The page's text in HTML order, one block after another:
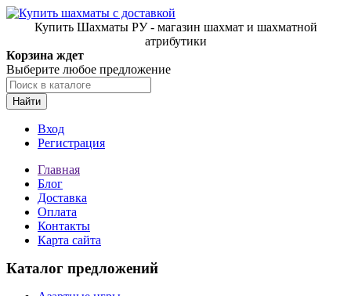
Купить Шахматы РУ - магазин шахмат и шахматной
атрибутики
Корзина ждет
Выберите любое предложение
Найти
Вход
Регистрация
Главная
Блог
Доставка
Оплата
Контакты
Карта сайта
Каталог предложений